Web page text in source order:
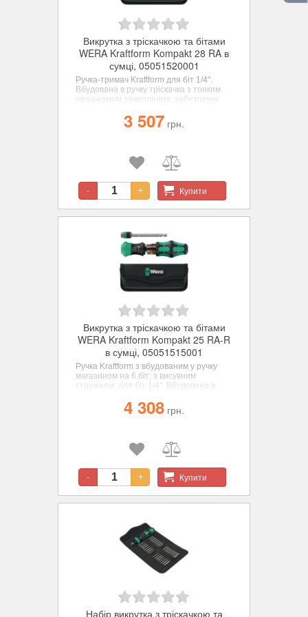
Викрутка з тріскачкою та бітами
WERA Kraftform Kompakt 28 RA в
сумці, 05051520001
Ручка-тримач Kraftform для біт 1/4".
Вбудована в ручку тріскачка з тонким
механізмом зачеплення, забезпечує
загвинчування здійснюється інтуїтивно:
поверніть кільцевий перемикач за
стрілкою, поверніть його проти
годинникової стрілки для загвинчування
3 507 грн.
- + Купити
Викрутка з тріскачкою та бітами
WERA Kraftform Kompakt 25 RA-R
в сумці, 05051515001
Ручка Kraftform з вбудованим у ручку
магазином на 6 біт; з висувним
стрижнем; для біт 1/4". Вбудована в
зачеплення, забезпечує швидку роботу.
Перемикання напрямку загвинчування
стрілкою для загвинчування за
годинниковою стрілкою, поверніть його
загвинчування проти годинникової
стрілки.
4 308 грн.
- + Купити
Набір викрутка з тріскачкою та